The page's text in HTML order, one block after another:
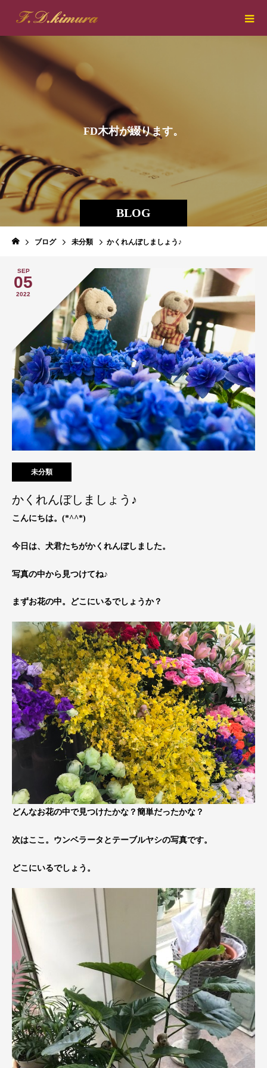
BLOG
FD木村が綴ります。
ブログ 未分類 かくれんぼしましょう♪
SEP
05
2022
未分類
かくれんぼしましょう♪
こんにちは。(*^^*)
今日は、犬君たちがかくれんぼしました。
写真の中から見つけてね♪
まずお花の中。どこにいるでしょうか？
どんなお花の中で見つけたかな？簡単だったかな？
次はここ。ウンベラータとテーブルヤシの写真です。
どこにいるでしょう。